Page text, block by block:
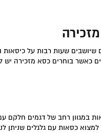
שיושבים שעות רבות על כיסאות
כאשר בוחרים כסא מזכירה
במגוון רחב של דגמים חלקם
למצוא כסאות עם גלגלים שניתן